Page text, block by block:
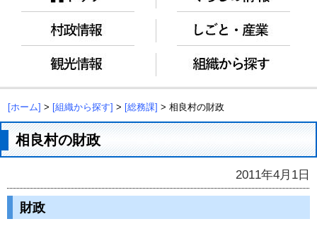
[ホーム] > [組織から探す] > [総務課] > 相良村の財政
相良村の財政
2011年4月1日
財政